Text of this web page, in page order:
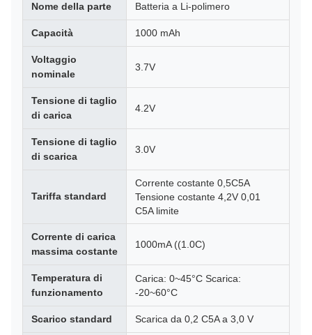
Nome della parte Batteria a Li-polimero
Capacità 1000 mAh
Voltaggio
nominale
3.7V
Tensione di taglio
di carica
4.2V
Tensione di taglio
di scarica
3.0V
Tariffa standard
Corrente costante 0,5C5A
Tensione costante 4,2V 0,01
C5A limite
Corrente di carica
massima costante
1000mA ((1.0C)
Temperatura di
funzionamento
Carica: 0~45°C Scarica:
-20~60°C
Scarico standard Scarica da 0,2 C5A a 3,0 V